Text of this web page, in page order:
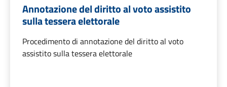
Annotazione del diritto al voto assistito
sulla tessera elettorale
Procedimento di annotazione del diritto al voto
assistito sulla tessera elettorale